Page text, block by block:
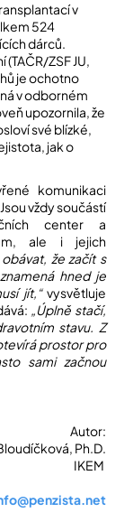
v
524
dárců.
(TAČR/ZSF JU,
je ochotno
v odborném
upozornila, že
své blízké,
jak o
komunikaci
vždy součástí
center a
ale i jejich
že začít s
hned je
jít,“vysvětluje
„Úplně stačí,
stavu. Z
prostor pro
sami začnou
Autor:
Ph.D.
IKEM